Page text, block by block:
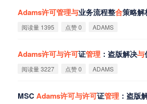
Adams许可管理与业务流程整合策略解
阅读量 1395 点赞 0 ADAMS
Adams许可与许可证管理 ：盗版解决与
阅读量 3227 点赞 0 ADAMS
MSCAdams许可与许可证管理 ：盗版